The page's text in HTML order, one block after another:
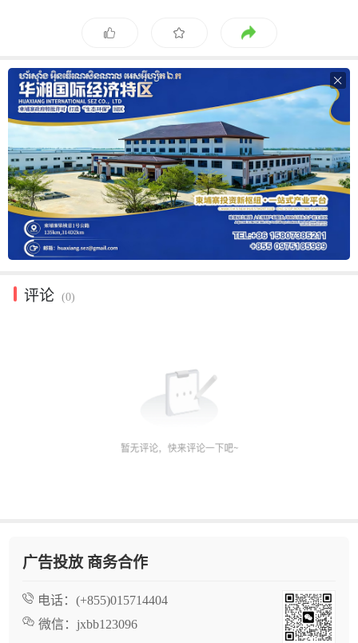

评论 (0)
广告投放 商务合作
电话： (+855)015714404
微信： jxbb123096